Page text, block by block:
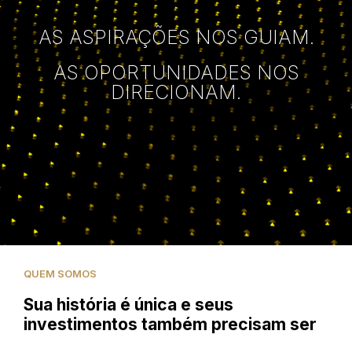
AS ASPIRAÇÕES NOS GUIAM.
AS OPORTUNIDADES NOS
DIRECIONAM.
QUEM SOMOS
Sua história é única e seus
investimentos também precisam ser